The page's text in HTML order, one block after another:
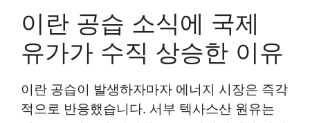
이란 공습 소식에 국제
유가가 수직 상승한 이유
이란 공습이 발생하자마자 에너지 시장은 즉각
적으로 반응했습니다. 서부 텍사스산 원유는